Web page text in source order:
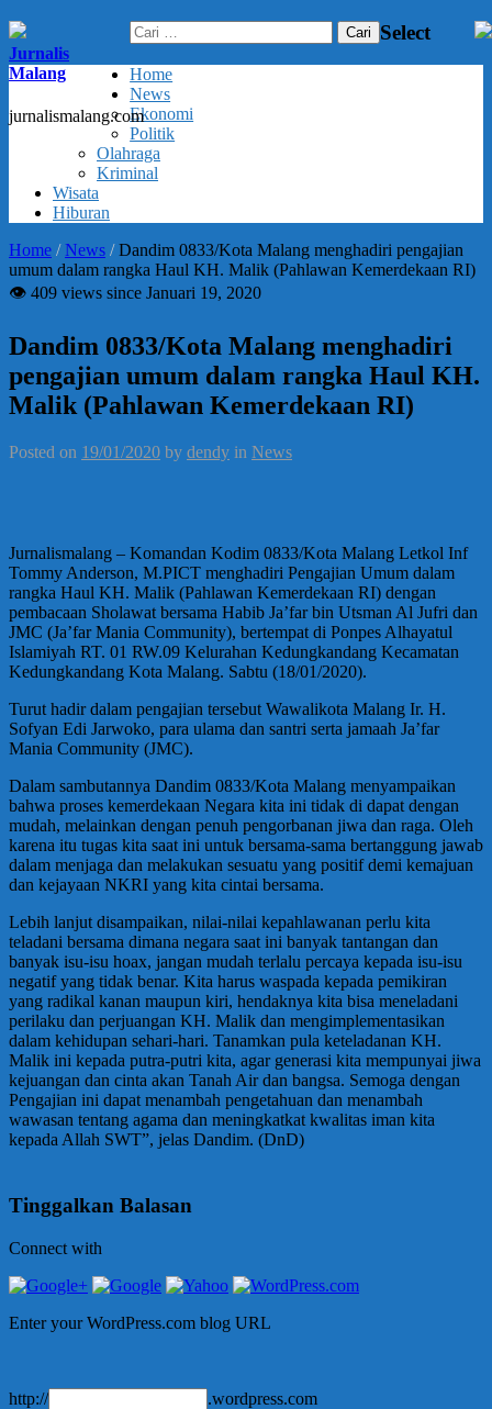
Jurnalis
Malang
jurnalismalang.com
Cari
untuk:
Select
Home
News
Ekonomi
Politik
Olahraga
Kriminal
Wisata
Hiburan
Home /News /Dandim 0833/Kota Malang menghadiri pengajian
umum dalam rangka Haul KH. Malik (Pahlawan Kemerdekaan RI)
👁 409 views since Januari 19, 2020
Dandim 0833/Kota Malang menghadiri
pengajian umum dalam rangka Haul KH.
Malik (Pahlawan Kemerdekaan RI)
Posted on 19/01/2020 by dendy in News
Jurnalismalang – Komandan Kodim 0833/Kota Malang Letkol Inf
Tommy Anderson, M.PICT menghadiri Pengajian Umum dalam
rangka Haul KH. Malik (Pahlawan Kemerdekaan RI) dengan
pembacaan Sholawat bersama Habib Ja’far bin Utsman Al Jufri dan
JMC (Ja’far Mania Community), bertempat di Ponpes Alhayatul
Islamiyah RT. 01 RW.09 Kelurahan Kedungkandang Kecamatan
Kedungkandang Kota Malang. Sabtu (18/01/2020).
Turut hadir dalam pengajian tersebut Wawalikota Malang Ir. H.
Sofyan Edi Jarwoko, para ulama dan santri serta jamaah Ja’far
Mania Community (JMC).
Dalam sambutannya Dandim 0833/Kota Malang menyampaikan
bahwa proses kemerdekaan Negara kita ini tidak di dapat dengan
mudah, melainkan dengan penuh pengorbanan jiwa dan raga. Oleh
karena itu tugas kita saat ini untuk bersama-sama bertanggung jawab
dalam menjaga dan melakukan sesuatu yang positif demi kemajuan
dan kejayaan NKRI yang kita cintai bersama.
Lebih lanjut disampaikan, nilai-nilai kepahlawanan perlu kita
teladani bersama dimana negara saat ini banyak tantangan dan
banyak isu-isu hoax, jangan mudah terlalu percaya kepada isu-isu
negatif yang tidak benar. Kita harus waspada kepada pemikiran
yang radikal kanan maupun kiri, hendaknya kita bisa meneladani
perilaku dan perjuangan KH. Malik dan mengimplementasikan
dalam kehidupan sehari-hari. Tanamkan pula keteladanan KH.
Malik ini kepada putra-putri kita, agar generasi kita mempunyai jiwa
kejuangan dan cinta akan Tanah Air dan bangsa. Semoga dengan
Pengajian ini dapat menambah pengetahuan dan menambah
wawasan tentang agama dan meningkatkat kwalitas iman kita
kepada Allah SWT”, jelas Dandim. (DnD)
Tinggalkan Balasan
Connect with
Enter your WordPress.com blog URL
http:// .wordpress.com